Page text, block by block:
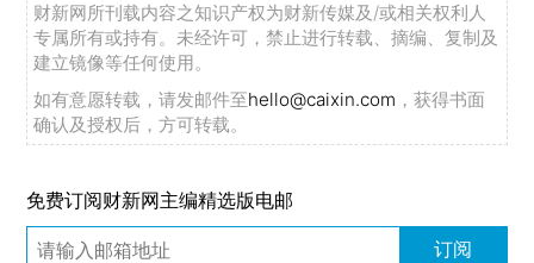
财新网所刊载内容之知识产权为财新传媒及/或相关权利人
专属所有或持有。未经许可，禁止进行转载、摘编、复制及
建立镜像等任何使用。
如有意愿转载，请发邮件至hello@caixin.com ，获得书面
确认及授权后，方可转载。
免费订阅财新网主编精选版电邮
订阅